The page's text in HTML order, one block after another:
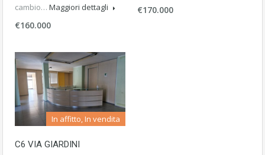
cambio… Maggiori dettagli
€160.000
€170.000
In affitto, In vendita
C6 VIA GIARDINI